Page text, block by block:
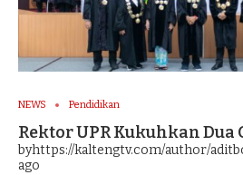
NEWS Pendidikan
Rektor UPR Kukuhkan Dua
byhttps://kaltengtv.com/author/
ago